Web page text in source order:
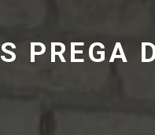
S PREGA